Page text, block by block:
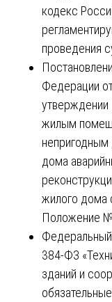
кодекс
проведения
Федерации
жилым
непригодным
дома
жилого
Положение
384-ФЗ
зданий и